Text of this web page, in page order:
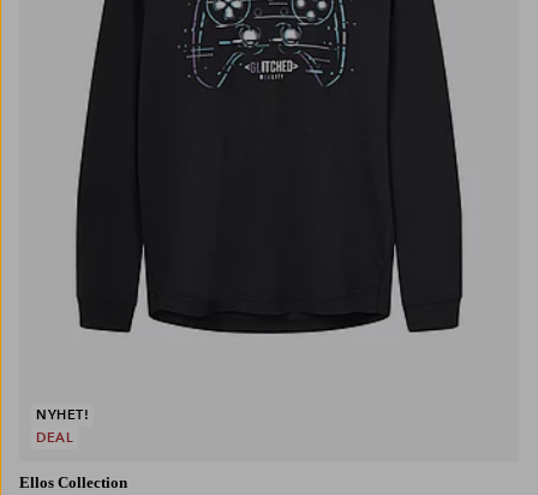
Ellos Collection
NYHET!
DEAL